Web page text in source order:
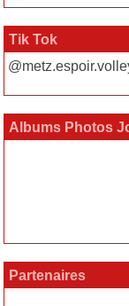
Tik Tok
Albums Photos
Partenaires